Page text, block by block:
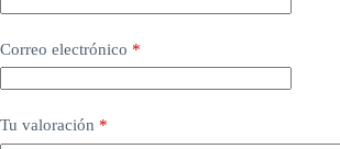
Correo electrónico *
Tu valoración *